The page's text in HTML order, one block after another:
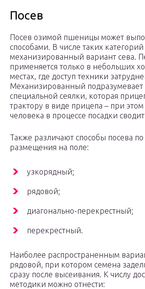
Посев
Посев озимой пшеницы может
способами. В числе таких
механизированный вариант сева.
применяется только в небольших
местах, где доступ техники
Механизированный подразумевает
специальной сеялки, которая
трактору в виде прицепа – при этом
человека в процессе посадки
Также различают способы посева по
размещения на поле:
узкорядный;
рядовой;
диагонально-перекрестный;
перекрестный.
Наиболее распространенным
рядовой, при котором семена
сразу после высеивания. К числу
методики можно отнести: